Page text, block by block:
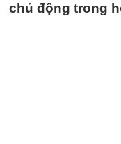
chủ động trong